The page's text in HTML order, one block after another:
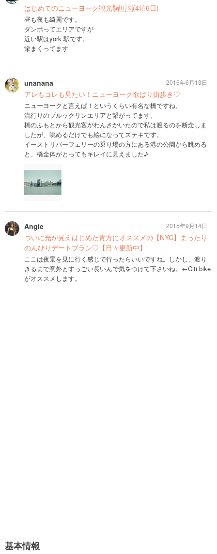
はじめてのニューヨーク観光🗽🇺🇸(4泊6日)
昼も夜も綺麗です。
ダンボってエリアですが
近い駅はyork 駅です。
栄まくってます
unanana
アレもコレも見たい！ニューヨーク欲ばり街歩き♡
ニューヨークと言えば！というくらい有名な橋ですね。
流行りのブルックリンエリアと繋がってます。
橋のふもとから観光客がわんさかいたので私は渡るのを断念しま
したが、眺めるだけでも絵になってステキです。
イーストリバーフェリーの乗り場の方にある港の公園から眺める
と、橋全体がとってもキレイに見えました♪
2016年6月13日
Angie
ついに光が見えはじめた貴方にオススメの【NYC】まったり
のんびりデートプラン♡【日々更新中】
ここは夜景を見に行く感じで行ったらいいですね。しかし、渡り
きるまで意外とすっごい長いんで気をつけて下さいね。←Citi bike
がオススメします。
2015年9月14日
基本情報